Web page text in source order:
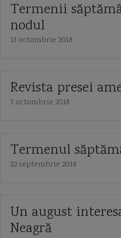
Termenii
nodul
13 octombrie 2018
Revista presei
3 octombrie 2018
Termenul
22 septembrie 2018
Un august
Neagră